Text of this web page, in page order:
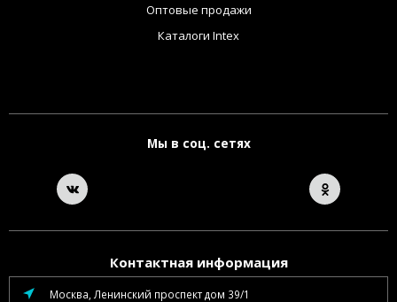
Оптовые продажи
Каталоги Intex
Мы в соц. сетях
Контактная информация
Москва, Ленинский проспект дом 39/1